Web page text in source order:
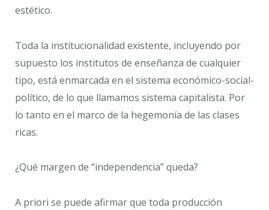
estético.
Toda la institucionalidad existente, incluyendo por
supuesto los institutos de enseñanza de cualquier
tipo, está enmarcada en el sistema económico-social-
político, de lo que llamamos sistema capitalista. Por
lo tanto en el marco de la hegemonía de las clases
ricas.
¿Qué margen de “independencia” queda?
A priori se puede afirmar que toda producción